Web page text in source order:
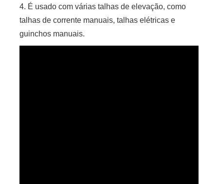
4. É usado com várias talhas de elevação, como
talhas de corrente manuais, talhas elétricas e
guinchos manuais.